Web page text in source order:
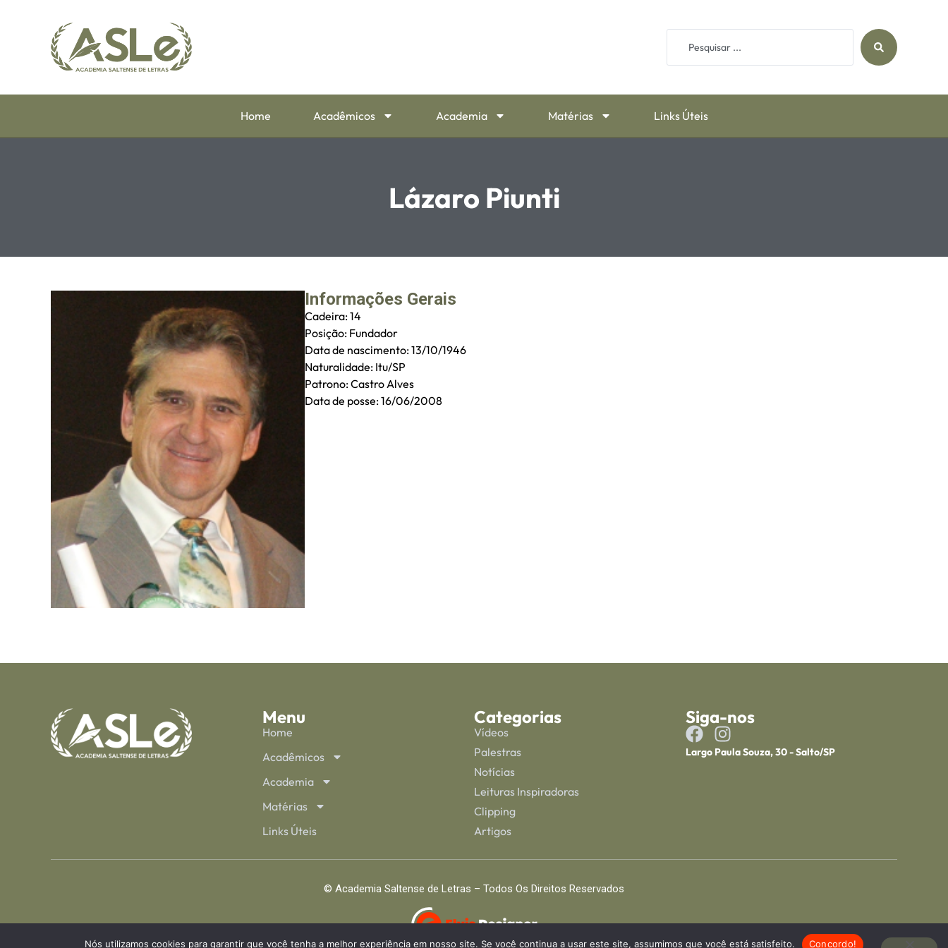
Home Acadêmicos Academia Matérias Links Úteis
Lázaro Piunti
Informações Gerais
Cadeira: 14
Posição: Fundador
Data de nascimento: 13/10/1946
Naturalidade: Itu/SP
Patrono: Castro Alves
Data de posse: 16/06/2008
Menu
Home
Acadêmicos
Academia
Matérias
Links Úteis
Categorias
Vídeos
Palestras
Notícias
Leituras Inspiradoras
Clipping
Artigos
Siga-nos
Largo Paula Souza, 30 - Salto/SP
© Academia Saltense de Letras – Todos Os Direitos Reservados
Nós utilizamos cookies para garantir que você tenha a melhor experiência em nosso site. Se você continua a usar este site, assumimos que você está satisfeito. Concordo!